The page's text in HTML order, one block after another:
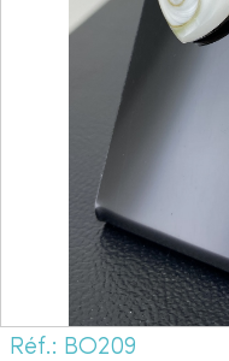
Réf.: BO209